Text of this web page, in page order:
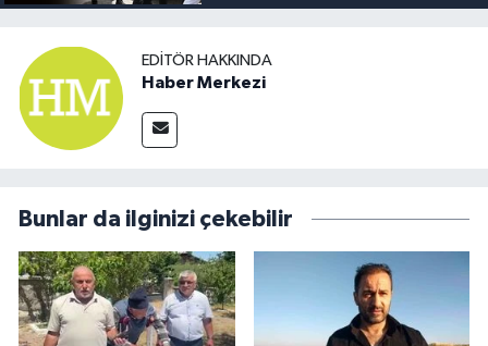
EDITÖR HAKKINDA
Haber Merkezi
Bunlar da ilginizi çekebilir